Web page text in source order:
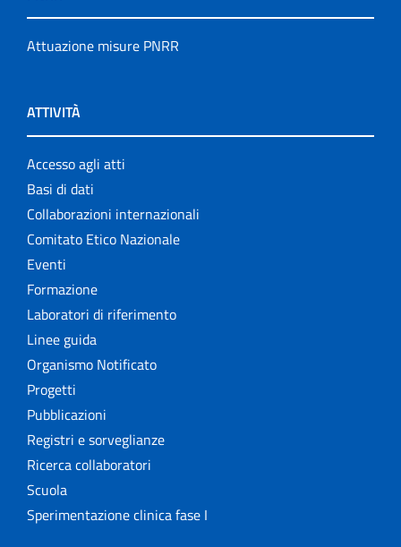
Attuazione misure PNRR
ATTIVITÀ
Accesso agli atti
Basi di dati
Collaborazioni internazionali
Comitato Etico Nazionale
Eventi
Formazione
Laboratori di riferimento
Linee guida
Organismo Notificato
Progetti
Pubblicazioni
Registri e sorveglianze
Ricerca collaboratori
Scuola
Sperimentazione clinica fase I